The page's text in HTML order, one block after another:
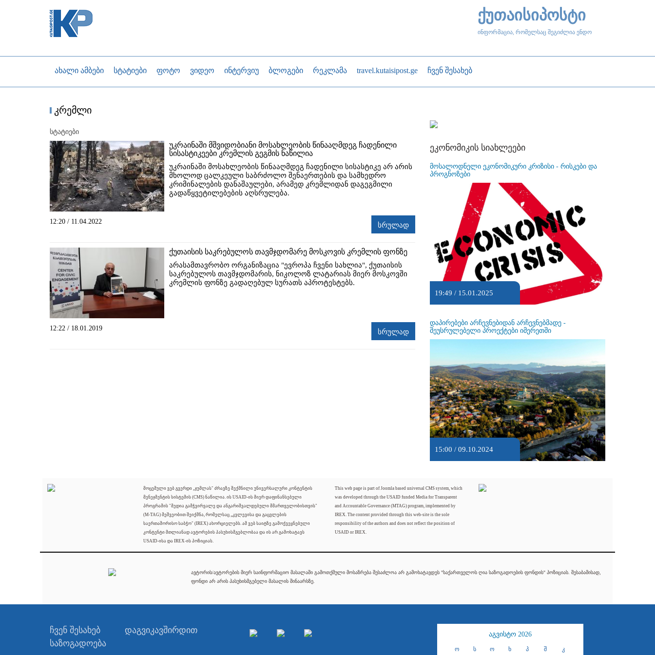
ქუთაისიპოსტი
ინფორმაცია, რომელსაც შეგიძლია ენდო
ახალი ამბები სტატიები ფოტო ვიდეო ინტერვიუ ბლოგები რეკლამა travel.kutaisipost.ge ჩვენ შესახებ
კრემლი
სტატიები
უკრაინაში მშვიდობიანი მოსახლეობის წინააღმდეგ ჩადენილი
სისასტიკეები კრემლის გეგმის ნაწილია
უკრაინაში მოსახლეობის წინააღმდეგ ჩადენილი სისასტიკე არ არის
მხოლოდ ცალკეული საბრძოლო შენაერთების და სამხედრო
კრიმინალების დანაშაულები, არამედ კრემლიდან დაგეგმილი
გადაწყვეტილებების აღსრულება.
12:20 / 11.04.2022 სრულად
ქუთაისის საკრებულოს თავმჯდომარე მოსკოვის კრემლის ფონზე
არასამთავრობო ორგანიზაცია "ევროპა ჩვენი სახლია", ქუთაისის
საკრებულოს თავმჯდომარის, ნიკოლოზ ლატარიას მიერ მოსკოვში
კრემლის ფონზე გადაღებულ სურათს აპროტესტებს.
12:22 / 18.01.2019 სრულად
ეკონომიკის სიახლეები
მოსალოდნელი ეკონომიკური კრიზისი - რისკები და
პროგნოზები
19:49 / 15.01.2025
დაპირებები არჩევნებიდან არჩევნებმადე -
შეუსრულებელი პროექტები იმერეთში
15:00 / 09.10.2024
მოცემული ვებ გვერდი „ჯუმლას" ძრავზე შექმნილი უნივერსალური კონტენტის
მენეჯმენტის სისტემის (CMS) ნაწილია. ის USAID-ის მიერ დაფინანსებული
პროგრამის "მედია გამჭვირვალე და ანგარიშვალდებული მმართველობისთვის"
(M-TAG) მეშვეობით შეიქმნა, რომელსაც „კვლევისა და გაცვლების
საერთაშორისო საბჭო" (IREX) ახორციელებს. ამ ვებ საიტზე გამოქვეყნებული
კონტენტი მთლიანად ავტორების პასუხისმგებლობაა და ის არ გამოხატავს
USAID-ისა და IREX-ის პოზიციას.
This web page is part of Joomla based universal CMS system, which
was developed through the USAID funded Media for Transparent
and Accountable Governance (MTAG) program, implemented by
IREX. The content provided through this web-site is the sole
responsibility of the authors and does not reflect the position of
USAID or IREX.
ავტორის/ავტორების მიერ საინფორმაციო მასალაში გამოთქმული მოსაზრება შესაძლოა არ გამოხატავდეს "საქართველოს ღია საზოგადოების ფონდის" პოზიციას. შესაბამისად,
ფონდი არ არის პასუხისმგებელი მასალის შინაარსზე.
ჩვენ შესახებ
დაგვიკავშირდით
საზოგადოება
აგვისტო 2026
ო ს ო ხ პ შ კ